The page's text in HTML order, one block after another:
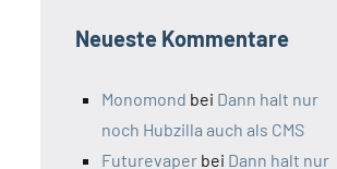
Neueste Kommentare
Monomond bei Dann halt nur
noch Hubzilla auch als CMS
Futurevaper bei Dann halt nur